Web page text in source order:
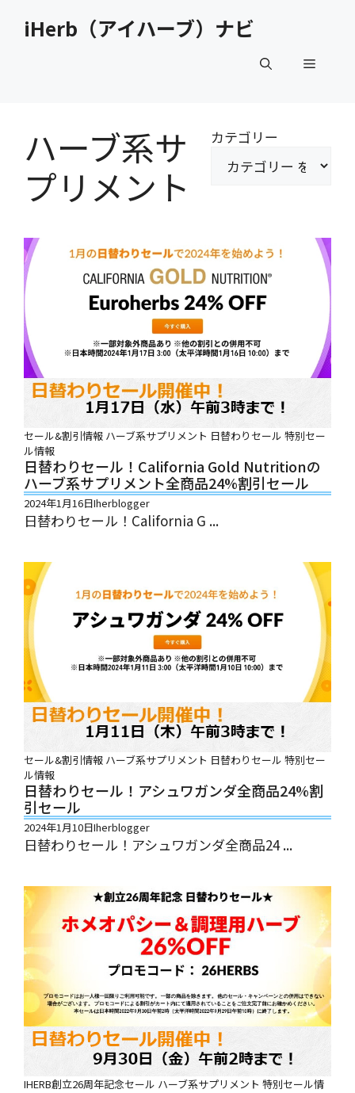
iHerb（アイハーブ）ナビ
メ
ハーブ系サ
プリメント
カテゴリー
セール&割引情報 ハーブ系サプリメント 日替わりセール 特別セー
ル情報
日替わりセール！California Gold Nutritionの
ハーブ系サプリメント全商品24%割引セール
2024年1月16日Iherblogger
日替わりセール！California G ...
セール&割引情報 ハーブ系サプリメント 日替わりセール 特別セー
ル情報
日替わりセール！アシュワガンダ全商品24%割
引セール
2024年1月10日Iherblogger
日替わりセール！アシュワガンダ全商品24 ...
IHERB創立26周年記念セール ハーブ系サプリメント 特別セール情